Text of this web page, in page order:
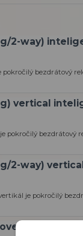
2-way)
bezdrátový
vertical
pokročilý bezdrátový
2-way)
je pokročilý